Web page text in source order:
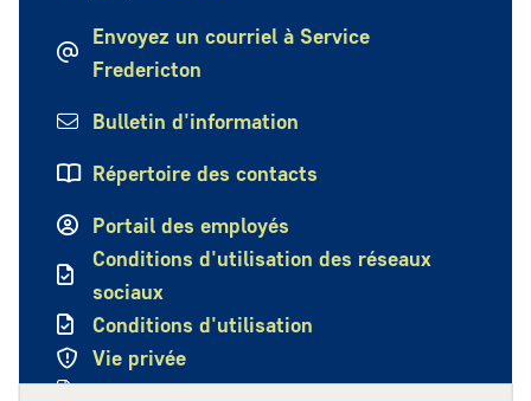
Envoyez un courriel à Service
Fredericton
Bulletin d'information
Répertoire des contacts
Portail des employés
Conditions d'utilisation des réseaux
sociaux
Conditions d'utilisation
Vie privée
Politique de confidentialité